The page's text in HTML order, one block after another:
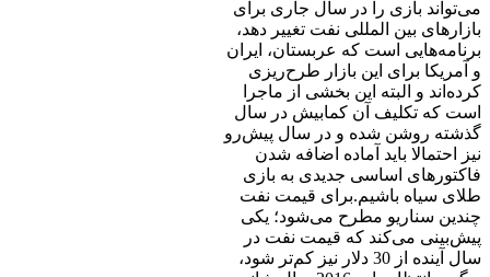
می‌تواند بازی را در سال جاری برای
بازارهای بین المللی نفت تغییر دهد،
برنامه‌هایی است که عربستان، ایران
و آمریکا برای این بازار طرح‌ریزی
کرده‌اند و البته این بخشی از ماجرا
است که تکلیف آن کمابیش در سال
گذشته روشن شده و در سال پیش‌رو
نیز احتمالا باید آماده اضافه شدن
فاکتورهای اساسی جدیدی به بازی
طلای سیاه باشیم.برای قیمت نفت
چندین سناریو مطرح می‌شود؛ یکی
پیش‌بینی می‌کند که قیمت نفت در
سال آینده از 30 دلار نیز کم‌تر شود،